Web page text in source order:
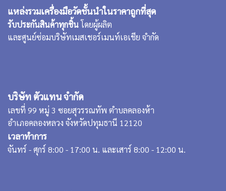
แหล่งรวมเครื่องมือวัดชั้นนำในราคาถูกที่สุด
รับประกันสินค้าทุกชิ้น โดยผู้ผลิต
และศูนย์ซ่อมบริษัทเมสเชอร์เมนท์เอเชีย จำกัด
บริษัท ตัวแทน จำกัด
เลขที่ 99 หมู่ 3 ซอยสุวรรณทัพ ตำบลคลองห้า
อำเภอคลองหลวง จังหวัดปทุมธานี 12120
เวลาทำการ
จันทร์ - ศุกร์ 8:00 - 17:00 น. และเสาร์ 8:00 - 12:00 น.